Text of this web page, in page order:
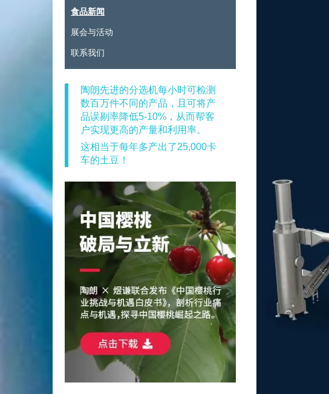
食品新闻
展会与活动
联系我们
陶朗先进的分选机每小时可检测
数百万件不同的产品，且可将产
品误剔率降低5-10%，从而帮客
户实现更高的产量和利用率。
这相当于每年多产出了25,000卡
车的土豆！